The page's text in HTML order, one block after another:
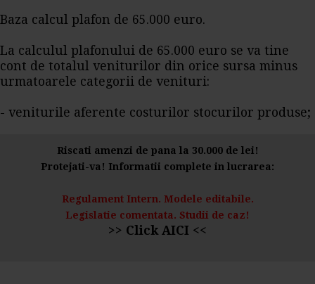
Baza calcul plafon de 65.000 euro.
La calculul plafonului de 65.000 euro se va tine
cont de totalul veniturilor din orice sursa minus
urmatoarele categorii de venituri:
- veniturile aferente costurilor stocurilor produse;
Riscati amenzi de pana la 30.000 de lei!
Protejati-va! Informatii complete in lucrarea:
Regulament Intern. Modele editabile.
Legislatie comentata. Studii de caz!
>> Click AICI <<